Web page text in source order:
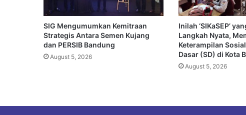
SIG Mengumumkan Kemitraan
Strategis Antara Semen Kujang
dan PERSIB Bandung
August 5, 2026
Inilah ‘SIKaSEP’
Langkah Nyata,
Keterampilan
Dasar (SD) di Kota
August 5, 2026